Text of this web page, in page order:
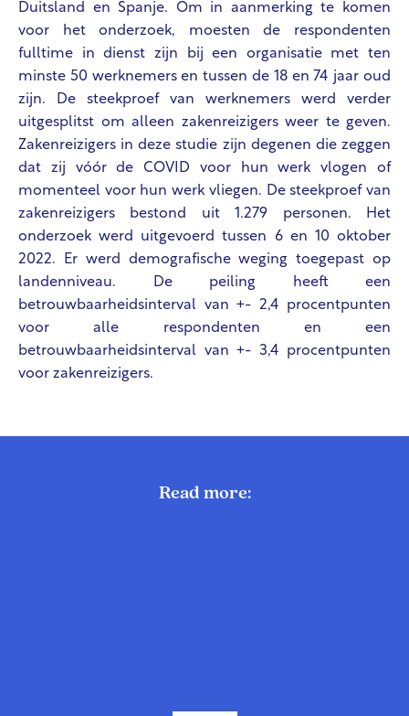
Duitsland en Spanje. Om in aanmerking te komen
voor het onderzoek, moesten de respondenten
fulltime in dienst zijn bij een organisatie met ten
minste 50 werknemers en tussen de 18 en 74 jaar oud
zijn. De steekproef van werknemers werd verder
uitgesplitst om alleen zakenreizigers weer te geven.
Zakenreizigers in deze studie zijn degenen die zeggen
dat zij vóór de COVID voor hun werk vlogen of
momenteel voor hun werk vliegen. De steekproef van
zakenreizigers bestond uit 1.279 personen. Het
onderzoek werd uitgevoerd tussen 6 en 10 oktober
2022. Er werd demografische weging toegepast op
landenniveau. De peiling heeft een
betrouwbaarheidsinterval van +- 2,4 procentpunten
voor alle respondenten en een
betrouwbaarheidsinterval van +- 3,4 procentpunten
voor zakenreizigers.
Read more: